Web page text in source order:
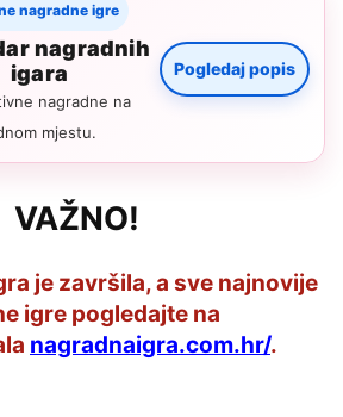
nagradne igre
nagradnih
igara
nagradne na
mjestu.
Pogledaj popis
VAŽNO!
je završila, a sve najnovije
igre pogledajte na
nagradnaigra.com.hr/.